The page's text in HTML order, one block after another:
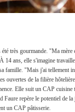
très gourmande. "Ma mère
14 ans, elle s'imagine
famille. "Mais j'ai tellement
ouvertes de la filière
Elle suit un CAP cuisine
repère le potentiel de la
un CAP pâtisserie.